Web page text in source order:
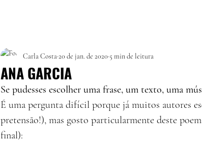
ANA GARCIA
Carla Costa20 de jan. de 20205 min de leitura
Se pudesses escolher uma frase, um texto, uma
É uma pergunta difícil porque já muitos autores
pretensão!), mas gosto particularmente deste
final):